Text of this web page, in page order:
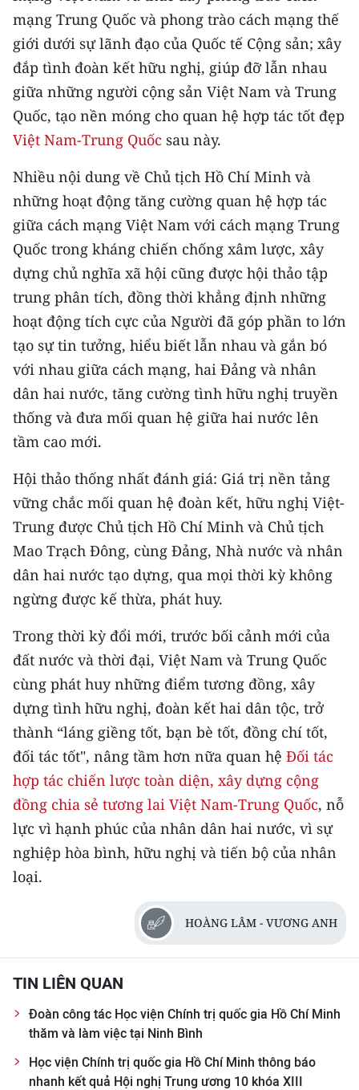
ENGLISH
中文
FRANÇAIS
РУССКИЙ
한국어
mạng Trung Quốc và phong trào cách mạng thế
giới dưới sự lãnh đạo của Quốc tế Cộng sản; xây
đắp tình đoàn kết hữu nghị, giúp đỡ lẫn nhau
giữa những người cộng sản Việt Nam và Trung
Quốc, tạo nền móng cho quan hệ hợp tác tốt đẹp
Việt Nam-Trung Quốc sau này.
Nhiều nội dung về Chủ tịch Hồ Chí Minh và
những hoạt động tăng cường quan hệ hợp tác
giữa cách mạng Việt Nam với cách mạng Trung
Quốc trong kháng chiến chống xâm lược, xây
dựng chủ nghĩa xã hội cũng được hội thảo tập
trung phân tích, đồng thời khẳng định những
hoạt động tích cực của Người đã góp phần to lớn
tạo sự tin tưởng, hiểu biết lẫn nhau và gắn bó
với nhau giữa cách mạng, hai Đảng và nhân
dân hai nước, tăng cường tình hữu nghị truyền
thống và đưa mối quan hệ giữa hai nước lên
tầm cao mới.
Hội thảo thống nhất đánh giá: Giá trị nền tảng
vững chắc mối quan hệ đoàn kết, hữu nghị Việt-
Trung được Chủ tịch Hồ Chí Minh và Chủ tịch
Mao Trạch Đông, cùng Đảng, Nhà nước và nhân
dân hai nước tạo dựng, qua mọi thời kỳ không
ngừng được kế thừa, phát huy.
Trong thời kỳ đổi mới, trước bối cảnh mới của
đất nước và thời đại, Việt Nam và Trung Quốc
cùng phát huy những điểm tương đồng, xây
dựng tình hữu nghị, đoàn kết hai dân tộc, trở
thành “láng giềng tốt, bạn bè tốt, đồng chí tốt,
đối tác tốt", nâng tầm hơn nữa quan hệ Đối tác
hợp tác chiến lược toàn diện, xây dựng cộng
đồng chia sẻ tương lai Việt Nam-Trung Quốc, nỗ
lực vì hạnh phúc của nhân dân hai nước, vì sự
nghiệp hòa bình, hữu nghị và tiến bộ của nhân
loại.
HOÀNG LÂM - VƯƠNG ANH
TIN LIÊN QUAN
Đoàn công tác Học viện Chính trị quốc gia Hồ Chí Minh
thăm và làm việc tại Ninh Bình
Học viện Chính trị quốc gia Hồ Chí Minh thông báo
nhanh kết quả Hội nghị Trung ương 10 khóa XIII